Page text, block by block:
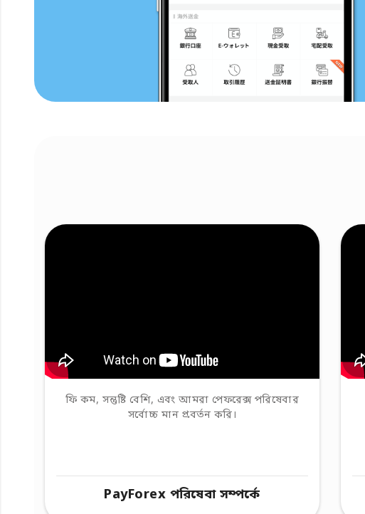
ফি কম, সন্তুষ্টি বেশি, এবং আমরা পেফরেক্স পরিষেবার
সর্বোচ্চ মান প্রবর্তন করি।
PayForex পরিষেবা সম্পর্কে